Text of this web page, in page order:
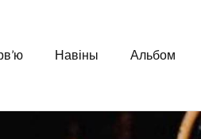
Навіны Альбом